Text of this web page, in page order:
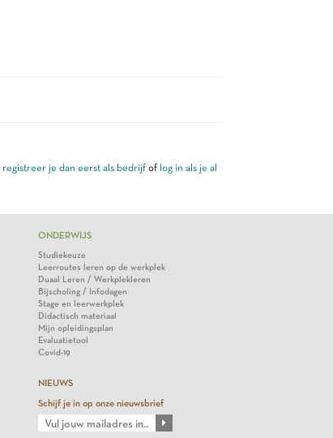
registreer je dan eerst als bedrijfof log in als je al
ONDERWIJS
Studiekeuze
Leerroutes leren op de werkplek
Duaal Leren / Werkplekleren
Bijscholing / Infodagen
Stage en leerwerkplek
Didactisch materiaal
Mijn opleidingsplan
Evaluatietool
Covid-19
NIEUWS
Schijf je in op onze nieuwsbrief